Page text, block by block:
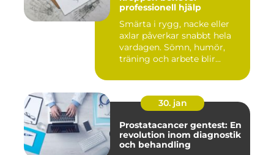
professionell hjälp
Smärta i rygg, nacke eller
axlar påverkar snabbt hela
vardagen. Sömn, humör,
träning och arbete blir...
30. jan
Prostatacancer gentest: En
revolution inom diagnostik
och behandling